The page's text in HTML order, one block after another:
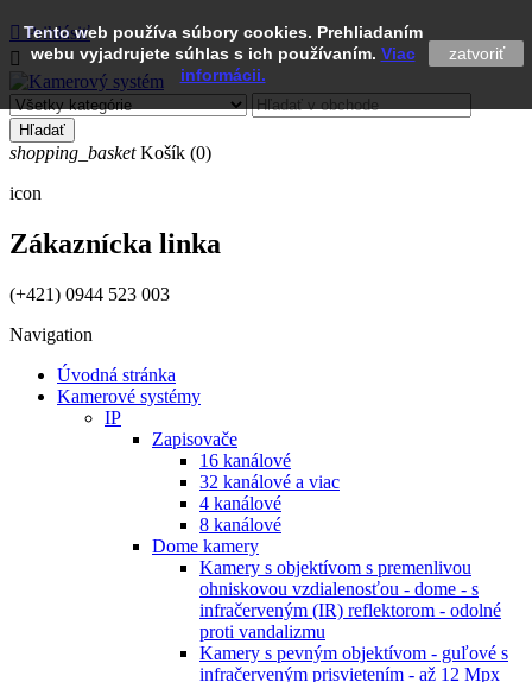
Tento web používa súbory cookies. Prehliadaním
webu vyjadrujete súhlas s ich používaním. Viac
informácii.
zatvoriť
 Prihlásiť

Hľadať
shopping_basket Košík (0)
icon
Zákaznícka linka
(+421) 0944 523 003
Navigation
Úvodná stránka
Kamerové systémy
IP
Zapisovače
16 kanálové
32 kanálové a viac
4 kanálové
8 kanálové
Dome kamery
Kamery s objektívom s premenlivou
ohniskovou vzdialenosťou - dome - s
infračerveným (IR) reflektorom - odolné
proti vandalizmu
Kamery s pevným objektívom - guľové s
infračerveným prisvietením - až 12 Mpx